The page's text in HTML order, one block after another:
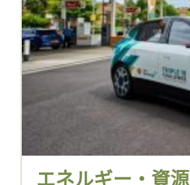
エネルギー・資源